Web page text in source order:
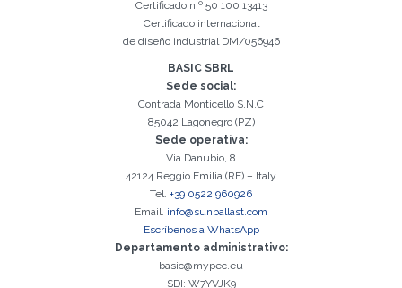
Certificado n.º 50 100 13413
Certificado internacional
de diseño industrial DM/056946
BASIC SBRL
Sede social:
Contrada Monticello S.N.C
85042 Lagonegro (PZ)
Sede operativa:
Via Danubio, 8
42124 Reggio Emilia (RE) – Italy
Tel. +39 0522 960926
Email. info@sunballast.com
Escríbenos a WhatsApp
Departamento administrativo:
basic@mypec.eu
SDI: W7YVJK9